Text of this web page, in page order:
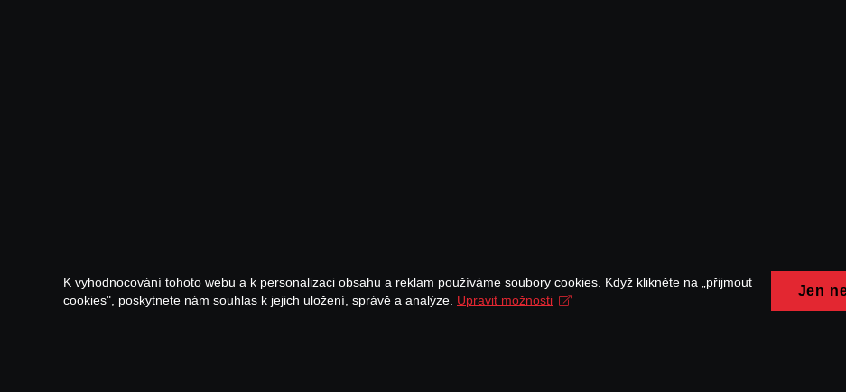
K vyhodnocování tohoto webu a k personalizaci obsahu a reklam používáme soubory cookies. Když klikněte na „přijmout
cookies", poskytnete nám souhlas k jejich uložení, správě a analýze. Upravit možnosti
Jen